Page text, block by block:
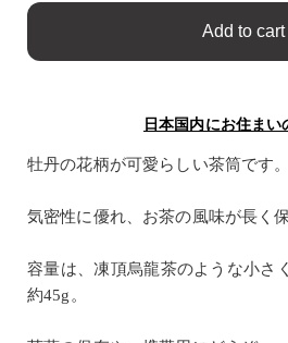
Add to cart
日本国内にお住まい
牡丹の花柄が可愛らしい茶筒です。
気密性に優れ、お茶の風味が長く
容量は、凍頂烏龍茶のような小さ
約45g。